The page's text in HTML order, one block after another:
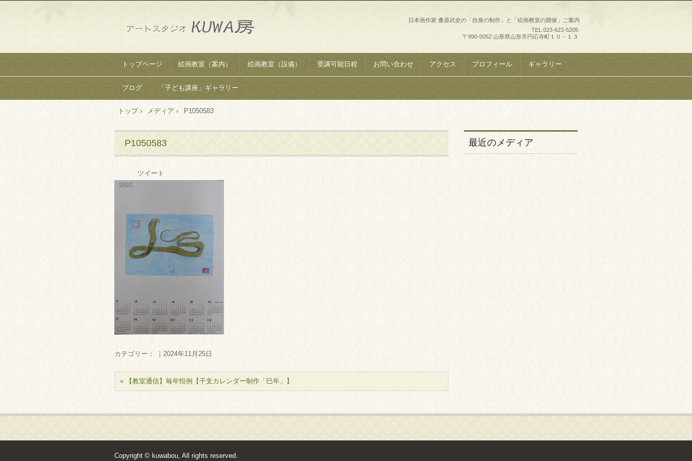
日本画作家 桑原武史の「自身の制作」と「絵画教室の開催」ご案内
TEL. 023-623-5205
〒990-0052 山形県山形市円応寺町１０－１３
トップページ 絵画教室（案内） 絵画教室（設備） 受講可能日程 お問い合わせ アクセス プロフィール ギャラリー
ブログ 「子ども講座」ギャラリー
トップ› メディア › P1050583
P1050583
ツイート
カテゴリー： ｜2024年11月25日
« 【教室通信】毎年恒例【干支カレンダー制作「巳年」】
最近のメディア
Copyright © kuwabou, All rights reserved.